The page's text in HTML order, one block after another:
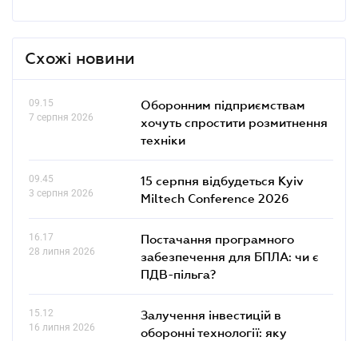
Схожі новини
09.15
7 серпня 2026
Оборонним підприємствам
хочуть спростити розмитнення
техніки
09.45
3 серпня 2026
15 серпня відбудеться Kyiv
Miltech Conference 2026
16.17
28 липня 2026
Постачання програмного
забезпечення для БПЛА: чи є
ПДВ-пільга?
15.12
16 липня 2026
Залучення інвестицій в
оборонні технології: яку